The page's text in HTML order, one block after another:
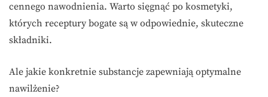
cennego nawodnienia. Warto sięgnąć po kosmetyki,
których receptury bogate są w odpowiednie, skuteczne
składniki.
Ale jakie konkretnie substancje zapewniają optymalne
nawilżenie?